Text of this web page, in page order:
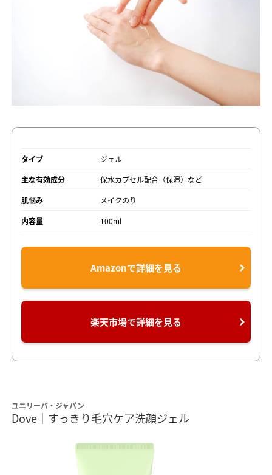
タイプ
ジェル
主な有効成分
保水カプセル配合（保湿）など
肌悩み
メイクのり
内容量
100ml
Amazonで詳細を見る
楽天市場で詳細を見る
ユニリーバ・ジャパン
Dove｜すっきり毛穴ケア洗顔ジェル